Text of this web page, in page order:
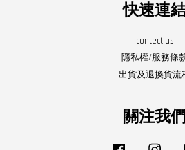
快速連
contect us
隱私權/服務條
出貨及退換貨流
關注我
Facebook